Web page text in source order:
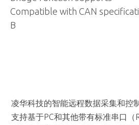
Compatible with CAN
B
凌华科技的智能远程数据采集和控
支持基于PC和其他带有标准串口（